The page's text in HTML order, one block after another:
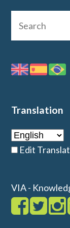
Translation
Edit
VIA -